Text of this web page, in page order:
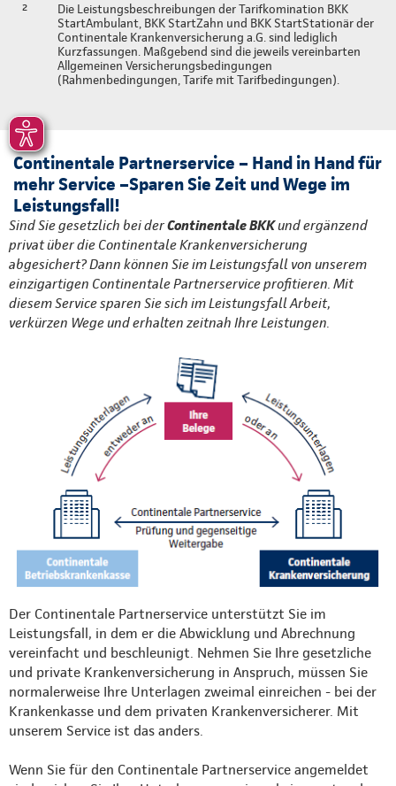
²
Die Leistungsbeschreibungen der Tarifkomination BKK
StartAmbulant, BKK StartZahn und BKK StartStationär der
Continentale Krankenversicherung a.G. sind lediglich
Kurzfassungen. Maßgebend sind die jeweils vereinbarten
Allgemeinen Versicherungsbedingungen
(Rahmenbedingungen, Tarife mit Tarifbedingungen).
Continentale Partnerservice – Hand in Hand für
mehr Service –Sparen Sie Zeit und Wege im
Leistungsfall!
Sind Sie gesetzlich bei derContinentale BKKund ergänzend
privat über die Continentale Krankenversicherung
abgesichert? Dann können Sie im Leistungsfall von unserem
einzigartigen Continentale Partnerservice profitieren. Mit
diesem Service sparen Sie sich im Leistungsfall Arbeit,
verkürzen Wege und erhalten zeitnah Ihre Leistungen.
Der Continentale Partnerservice unterstützt Sie im
Leistungsfall, in dem er die Abwicklung und Abrechnung
vereinfacht und beschleunigt. Nehmen Sie Ihre gesetzliche
und private Krankenversicherung in Anspruch, müssen Sie
normalerweise Ihre Unterlagen zweimal einreichen - bei der
Krankenkasse und dem privaten Krankenversicherer. Mit
unserem Service ist das anders.
Wenn Sie für den Continentale Partnerservice angemeldet